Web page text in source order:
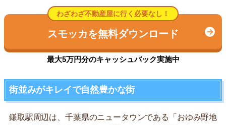
わざわざ不動産屋に行く必要なし！
スモッカを無料ダウンロード
最大5万円分のキャッシュバック実施中
街並みがキレイで自然豊かな街
鎌取駅周辺は、千葉県のニュータウンである「おゆみ野地